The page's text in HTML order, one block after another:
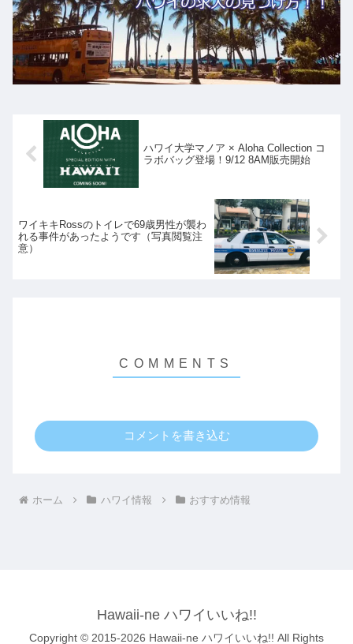
ハワイ大学マノア × Aloha Collection コ
ラボバッグ登場！9/12 8AM販売開始
ワイキキRossのトイレで69歳男性が襲わ
れる事件があったようです（写真閲覧注
意）
コメントを書き込む
ホーム ハワイ情報 おすすめ情報
Hawaii-ne ハワイいいね!!
Copyright © 2015-2026 Hawaii-ne ハワイいいね!! All Rights